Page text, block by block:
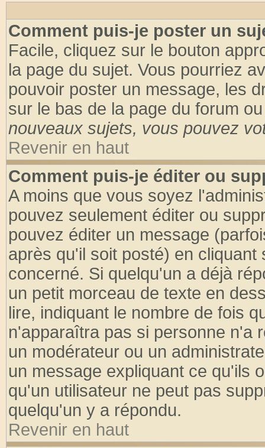
Comment puis-je poster un
Facile, cliquez sur le bouton
la page du sujet. Vous pourriez
pouvoir poster un message, les
sur le bas de la page du forum
nouveaux sujets, vous pouvez
Revenir en haut
Comment puis-je éditer ou
A moins que vous soyez
pouvez seulement éditer ou
pouvez éditer un message
après qu'il soit posté) en
concerné. Si quelqu'un a déjà
un petit morceau de texte en
lire, indiquant le nombre de fois
n'apparaîtra pas si personne n'a
un modérateur ou un
un message expliquant ce qu'ils
qu'un utilisateur ne peut pas
quelqu'un y a répondu.
Revenir en haut